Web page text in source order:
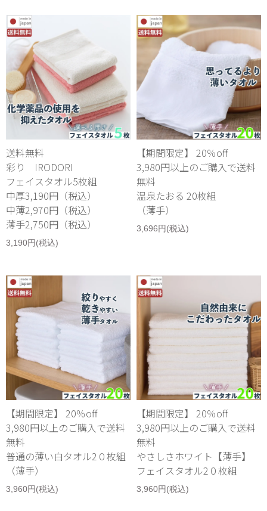
送料無料
彩り IRODORI
フェイスタオル5枚組
中厚3,190円（税込）
中薄2,970円（税込）
薄手2,750円（税込）
3,190円(税込)
【期間限定】 20％off
3,980円以上のご購入で送料
無料
温泉たおる 20枚組
（薄手）
3,696円(税込)
【期間限定】 20％off
3,980円以上のご購入で送料
無料
普通の薄い白タオル2０枚組
（薄手）
3,960円(税込)
【期間限定】 20％off
3,980円以上のご購入で送料
無料
やさしさホワイト【薄手】
フェイスタオル2０枚組
3,960円(税込)